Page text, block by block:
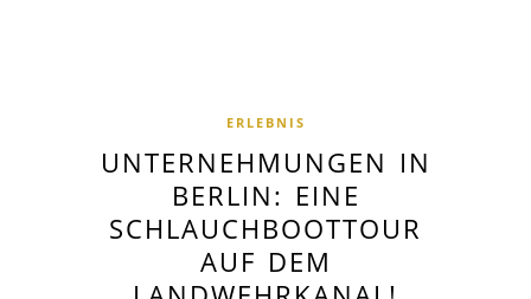
ERLEBNIS
UNTERNEHMUNGEN IN
BERLIN: EINE
SCHLAUCHBOOTTOUR
AUF DEM